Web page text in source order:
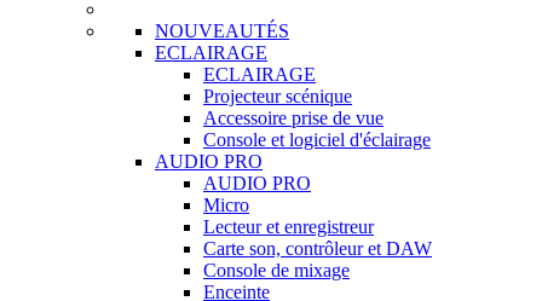
NOUVEAUTÉS
ECLAIRAGE
ECLAIRAGE
Projecteur scénique
Accessoire prise de vue
Console et logiciel d'éclairage
AUDIO PRO
AUDIO PRO
Micro
Lecteur et enregistreur
Carte son, contrôleur et DAW
Console de mixage
Enceinte